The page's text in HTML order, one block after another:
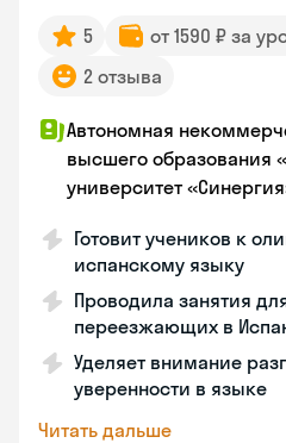
5 от 1590 ₽ за
2 отзыва
Автономная
высшего образования
университет
Готовит учеников к
испанскому языку
Проводила занятия
переезжающих в
Уделяет внимание
уверенности в языке
Читать дальше